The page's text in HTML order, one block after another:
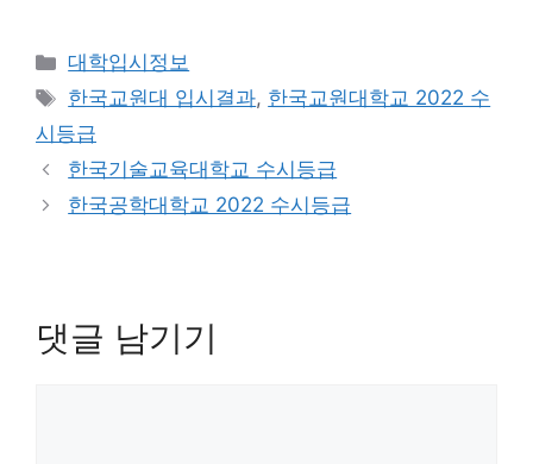
카
테
리
대학입시정보
태
그
한국교원대 입시결과, 한국교원대학교 2022 수
시등급
한국기술교육대학교 수시등급
한국공학대학교 2022 수시등급
댓글 남기기